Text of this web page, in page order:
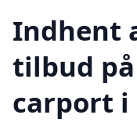
Indhent
tilbud
carport i